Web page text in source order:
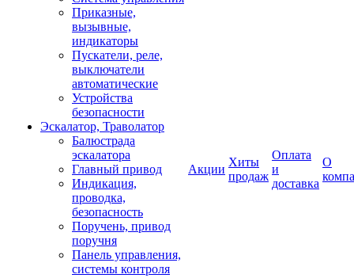
Приказные,
вызывные,
индикаторы
Пускатели, реле,
выключатели
автоматические
Устройства
безопасности
Эскалатор, Траволатор
Балюстрада
эскалатора
Главный привод
Индикация,
проводка,
безопасность
Поручень, привод
поручня
Панель управления,
системы контроля
Акции
Хиты
продаж
Оплата
и
доставка
О